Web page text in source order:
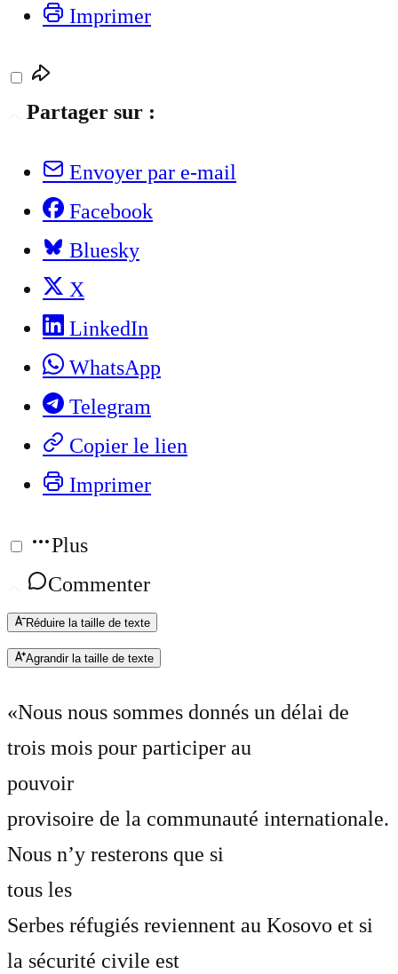
Imprimer
Partager sur :
Envoyer par e-mail
Facebook
Bluesky
X
LinkedIn
WhatsApp
Telegram
Copier le lien
Imprimer
Plus
Commenter
Réduire la taille de texte
Agrandir la taille de texte
«Nous nous sommes donnés un délai de
trois mois pour participer au
pouvoir
provisoire de la communauté internationale.
Nous n’y resterons que si
tous les
Serbes réfugiés reviennent au Kosovo et si
la sécurité civile est